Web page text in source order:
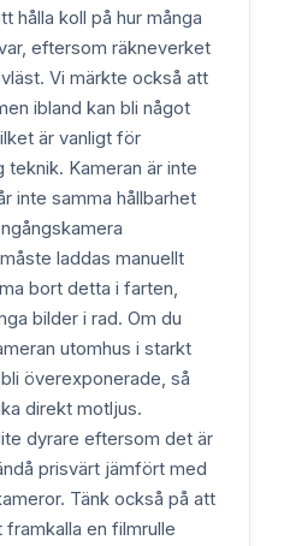
hålla koll på hur många
eftersom räkneverket
Vi märkte också att
ibland kan bli något
är vanligt för
teknik. Kameran är inte
inte samma hållbarhet
laddas manuellt
bort detta i farten,
bilder i rad. Om du
utomhus i starkt
överexponerade, så
direkt motljus.
dyrare eftersom det är
prisvärt jämfört med
Tänk också på att
en filmrulle